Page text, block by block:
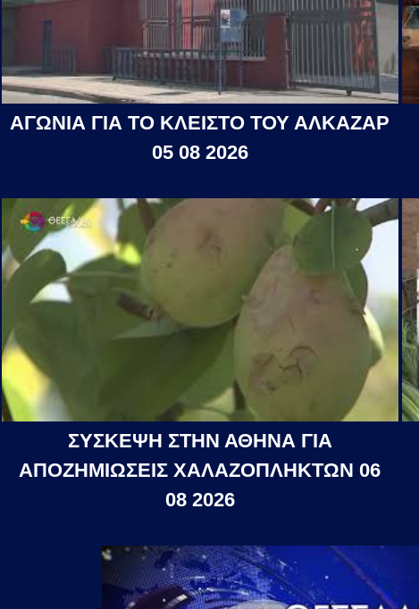
ΑΓΩΝΙΑ ΓΙΑ ΤΟ ΚΛΕΙΣΤΟ ΤΟΥ ΑΛΚΑΖΑΡ
05 08 2026
ΣΥΣΚΕΨΗ ΣΤΗΝ ΑΘΗΝΑ ΓΙΑ
ΑΠΟΖΗΜΙΩΣΕΙΣ ΧΑΛΑΖΟΠΛΗΚΤΩΝ 06
08 2026